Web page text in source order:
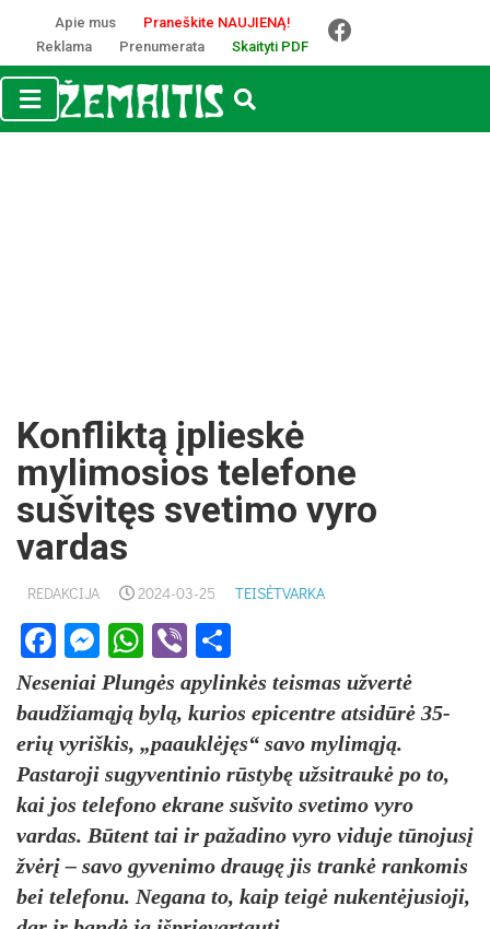
Apie mus
Praneškite NAUJIENĄ!
Reklama
Prenumerata Skaityti PDF
Konfliktą įplieskė
mylimosios telefone
sušvitęs svetimo vyro
vardas
REDAKCIJA 2024-03-25 TEISĖTVARKA
Facebook
Messenger
WhatsApp
Viber
Neseniai Plungės apylinkės teismas užvertė
baudžiamąją bylą, kurios epicentre atsidūrė 35-
erių vyriškis, „paauklėjęs“ savo mylimąją.
Pastaroji sugyventinio rūstybę užsitraukė po to,
kai jos telefono ekrane sušvito svetimo vyro
vardas. Būtent tai ir pažadino vyro viduje tūnojusį
žvėrį – savo gyvenimo draugę jis trankė rankomis
bei telefonu. Negana to, kaip teigė nukentėjusioji,